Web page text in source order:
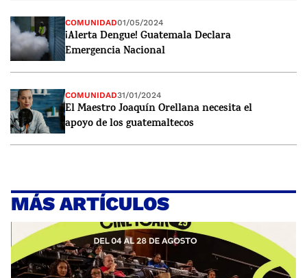
COMUNIDAD01/05/2024
¡Alerta Dengue! Guatemala Declara
Emergencia Nacional
COMUNIDAD31/01/2024
El Maestro Joaquín Orellana necesita el
apoyo de los guatemaltecos
MÁS ARTÍCULOS